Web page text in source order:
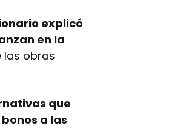
explicó
en la
las obras
que
a las